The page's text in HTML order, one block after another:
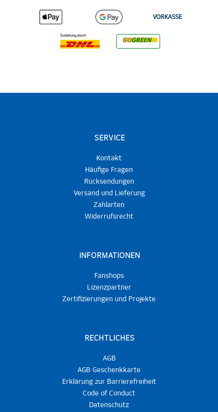
VORKASSE
SERVICE
Kontakt
Häufige Fragen
Rücksendungen
Versand und Lieferung
Zahlarten
Widerrufsrecht
INFORMATIONEN
Fanshops
Lizenzpartner
Zertifizierungen und Projekte
RECHTLICHES
AGB
AGB Geschenkkarte
Erklärung zur Barrierefreiheit
Code of Conduct
Datenschutz